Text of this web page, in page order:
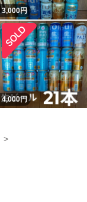
3,000円
4,000円